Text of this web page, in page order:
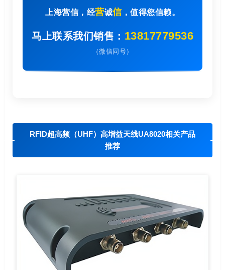
上海营信，经营诚信，值得您信赖。
马上联系我们销售： 13817779536
（微信同号）
RFID超高频（UHF）高增益天线UA8020相关产品
推荐